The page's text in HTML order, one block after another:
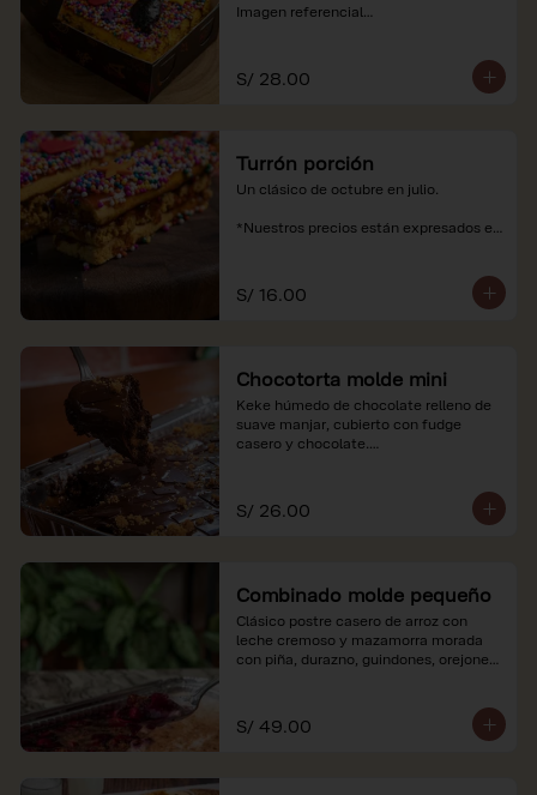
Imagen referencial
soles e incluyen impuestos de ley y
recargo al consumo.
S/ 28.00
Turrón porción
Un clásico de octubre en julio.
*Nuestros precios están expresados en
S/ 16.00
Chocotorta molde mini
Keke húmedo de chocolate relleno de
suave manjar, cubierto con fudge
casero y chocolate.
soles e incluyen impuestos de ley y
recargo al consumo. Imagenes
S/ 26.00
Combinado molde pequeño
Clásico postre casero de arroz con
leche cremoso y mazamorra morada
con piña, durazno, guindones, orejones
*Nuestros precios están expresados en
soles e incluyen impuestos de ley y
S/ 49.00